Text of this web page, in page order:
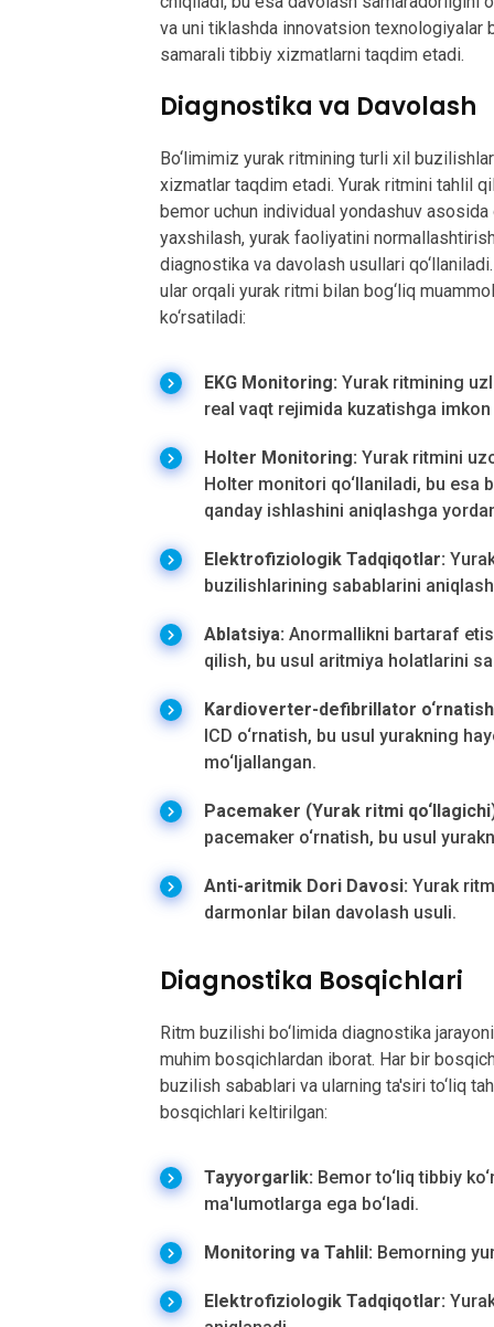
va uni tiklashda innovatsion texnologiyalar
samarali tibbiy xizmatlarni taqdim etadi.
Diagnostika va Davolash
Bo‘limimiz yurak ritmining turli xil
xizmatlar taqdim etadi. Yurak ritmini tahlil
bemor uchun individual yondashuv
yaxshilash, yurak faoliyatini
diagnostika va davolash usullari
ular orqali yurak ritmi bilan bog‘liq
ko‘rsatiladi:
EKG Monitoring: Yurak ritmining
real vaqt rejimida kuzatishga
Holter Monitoring: Yurak ritmini
Holter monitori qo‘llaniladi, bu
qanday ishlashini aniqlashga
Elektrofiziologik Tadqiqotlar:
buzilishlarining sabablarini
Ablatsiya: Anormallikni bartaraf
qilish, bu usul aritmiya holatlarini
Kardioverter-defibrillator
ICD o‘rnatish, bu usul yurakning
mo‘ljallangan.
Pacemaker (Yurak ritmi
pacemaker o‘rnatish, bu usul
Anti-aritmik Dori Davosi: Yurak
darmonlar bilan davolash usuli.
Diagnostika Bosqichlari
Ritm buzilishi bo‘limida diagnostika
muhim bosqichlardan iborat. Har bir
buzilish sabablari va ularning ta'siri to‘liq
bosqichlari keltirilgan:
Tayyorgarlik: Bemor to‘liq tibbiy
ma'lumotlarga ega bo‘ladi.
Monitoring va Tahlil: Bemorning
Elektrofiziologik Tadqiqotlar: